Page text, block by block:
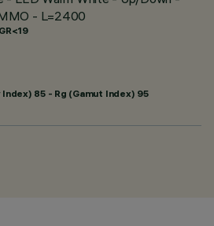
- L=2400
85 - Rg (Gamut Index) 95